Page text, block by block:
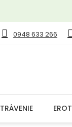
0948 633 266
TRÁVENIE